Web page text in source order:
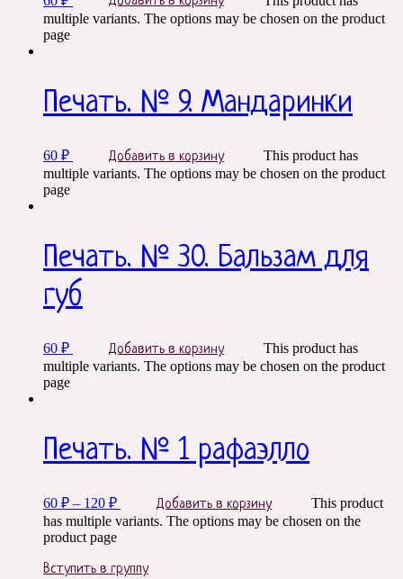
multiple variants. The options may be chosen on the product
page
Печать. № 9. Мандаринки
60 ₽ Добавить в корзину
This product has
multiple variants. The options may be chosen on the product
page
Печать. № 30. Бальзам для
губ
60 ₽ Добавить в корзину
This product has
multiple variants. The options may be chosen on the product
page
Печать. № 1 рафаэлло
60 ₽ – 120 ₽ Добавить в корзину
This product
has multiple variants. The options may be chosen on the
product page
Вступить в группу